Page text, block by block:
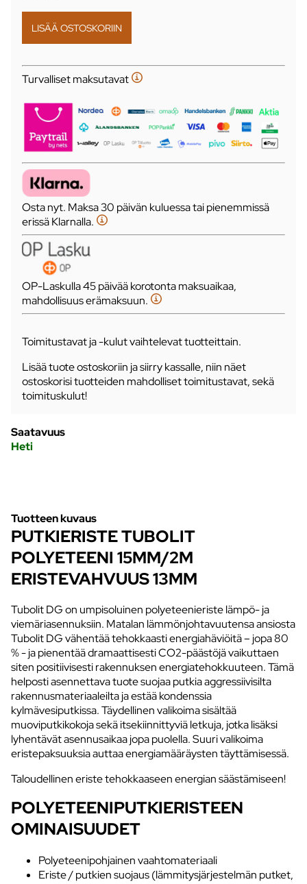
Turvalliset maksutavat
Osta nyt. Maksa 30 päivän kuluessa tai pienemmissä
erissä Klarnalla.
OP-Laskulla 45 päivää korotonta maksuaikaa,
mahdollisuus erämaksuun.
Toimitustavat ja -kulut vaihtelevat tuotteittain.
Lisää tuote ostoskoriin ja siirry kassalle, niin näet
ostoskorisi tuotteiden mahdolliset toimitustavat, sekä
toimituskulut!
Saatavuus
Heti
Tuotteen kuvaus
PUTKIERISTE TUBOLIT
POLYETEENI 15MM/2M
ERISTEVAHVUUS 13MM
Tubolit DG on umpisoluinen polyeteenieriste lämpö- ja
viemäriasennuksiin. Matalan lämmönjohtavuutensa ansiosta
Tubolit DG vähentää tehokkaasti energiahäviöitä – jopa 80
% - ja pienentää dramaattisesti CO2-päästöjä vaikuttaen
siten positiivisesti rakennuksen energiatehokkuuteen. Tämä
helposti asennettava tuote suojaa putkia aggressiivisilta
rakennusmateriaaleilta ja estää kondenssia
kylmävesiputkissa. Täydellinen valikoima sisältää
muoviputkikokoja sekä itsekiinnittyviä letkuja, jotka lisäksi
lyhentävät asennusaikaa jopa puolella. Suuri valikoima
eristepaksuuksia auttaa energiamääräysten täyttämisessä.
Taloudellinen eriste tehokkaaseen energian säästämiseen!
POLYETEENIPUTKIERISTEEN
OMINAISUUDET
Polyeteenipohjainen vaahtomateriaali
Eriste / putkien suojaus (lämmitysjärjestelmän putket,